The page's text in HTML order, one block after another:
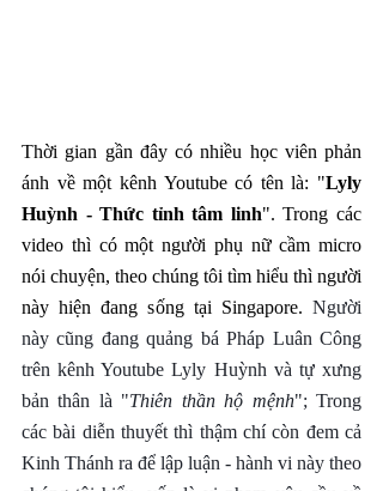
Thời gian gần đây có nhiều học viên phản
ánh về một kênh Youtube có tên là: "Lyly
Huỳnh - Thức tỉnh tâm linh". Trong các
video thì có một người phụ nữ cầm micro
nói chuyện, theo chúng tôi tìm hiểu thì người
này hiện đang sống tại Singapore. Người
này cũng đang quảng bá Pháp Luân Công
trên kênh Youtube Lyly Huỳnh và tự xưng
bản thân là "Thiên thần hộ mệnh"; Trong
các bài diễn thuyết thì thậm chí còn đem cả
Kinh Thánh ra để lập luận - hành vi này theo